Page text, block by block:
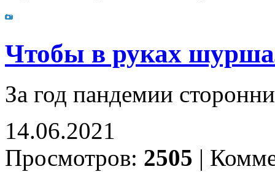
Чтобы в руках
За год пандемии
14.06.2021
Просмотров: 2505 |